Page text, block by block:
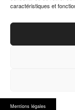
caractéristiques et
Mentions légales